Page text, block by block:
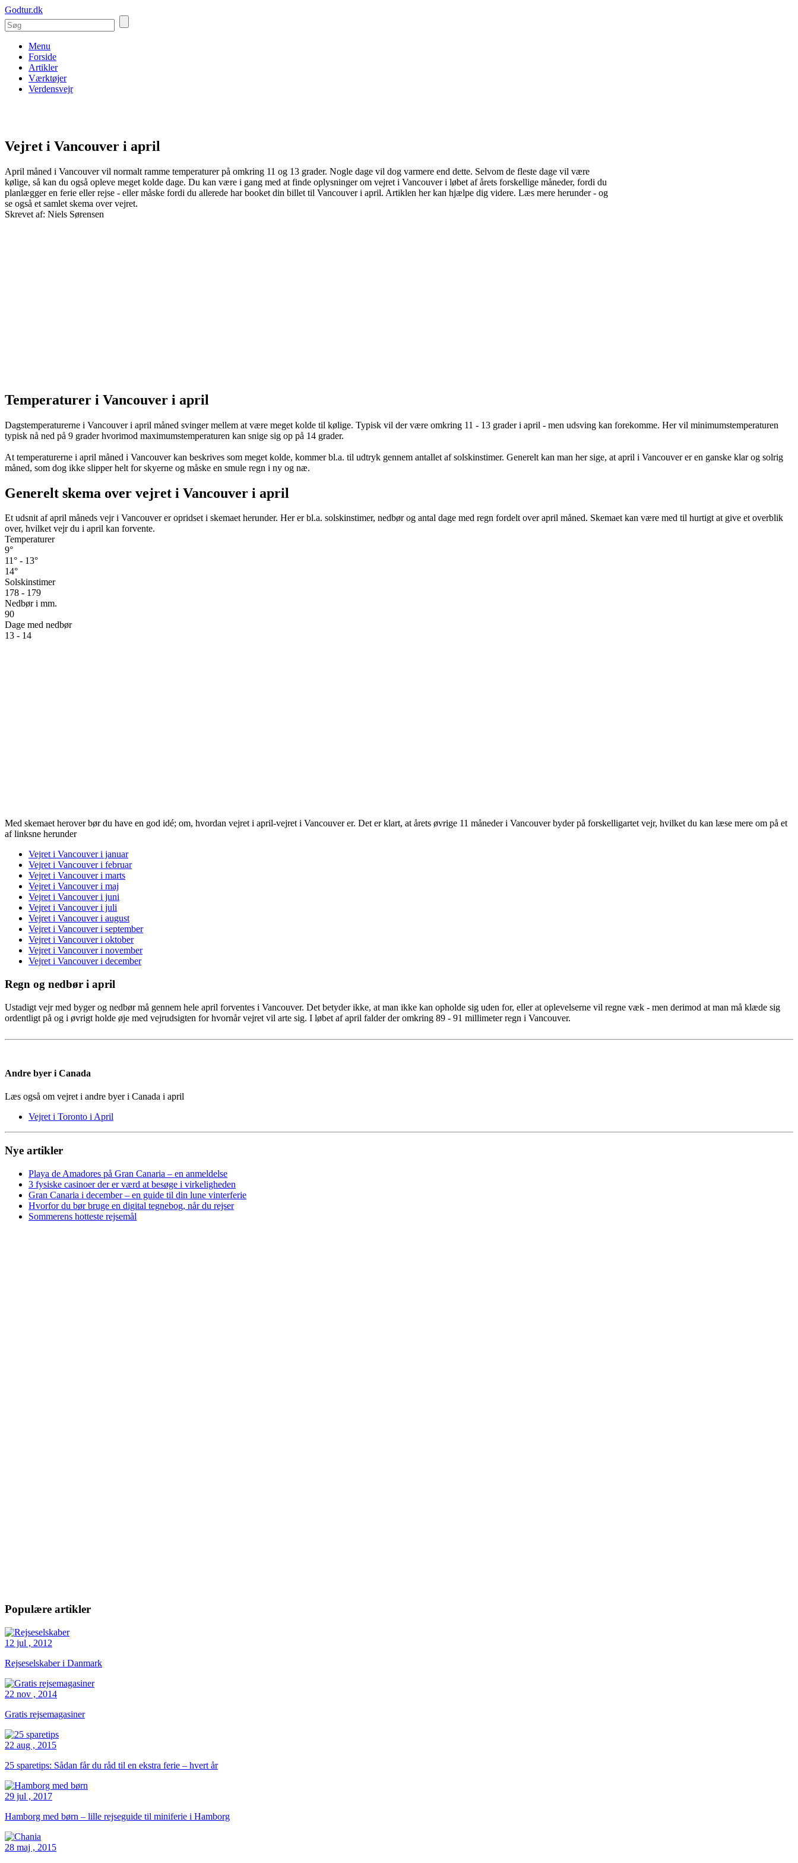
Godtur.dk
Menu
Forside
Artikler
Værktøjer
Verdensvejr
Vejret i Vancouver i april
April måned i Vancouver vil normalt ramme temperaturer på omkring 11 og 13 grader. Nogle dage vil dog varmere end dette. Selvom de fleste dage vil være
kølige, så kan du også opleve meget kolde dage. Du kan være i gang med at finde oplysninger om vejret i Vancouver i løbet af årets forskellige måneder, fordi du
planlægger en ferie eller rejse - eller måske fordi du allerede har booket din billet til Vancouver i april. Artiklen her kan hjælpe dig videre. Læs mere herunder - og
se også et samlet skema over vejret.
Skrevet af: Niels Sørensen
Temperaturer i Vancouver i april
Dagstemperaturerne i Vancouver i april måned svinger mellem at være meget kolde til kølige. Typisk vil der være omkring 11 - 13 grader i april - men udsving kan forekomme. Her vil minimumstemperaturen
typisk nå ned på 9 grader hvorimod maximumstemperaturen kan snige sig op på 14 grader.
At temperaturerne i april måned i Vancouver kan beskrives som meget kolde, kommer bl.a. til udtryk gennem antallet af solskinstimer. Generelt kan man her sige, at april i Vancouver er en ganske klar og solrig
måned, som dog ikke slipper helt for skyerne og måske en smule regn i ny og næ.
Generelt skema over vejret i Vancouver i april
Et udsnit af april måneds vejr i Vancouver er opridset i skemaet herunder. Her er bl.a. solskinstimer, nedbør og antal dage med regn fordelt over april måned. Skemaet kan være med til hurtigt at give et overblik
over, hvilket vejr du i april kan forvente.
Temperaturer
9°
11° - 13°
14°
Solskinstimer
178 - 179
Nedbør i mm.
90
Dage med nedbør
13 - 14
Med skemaet herover bør du have en god idé; om, hvordan vejret i april-vejret i Vancouver er. Det er klart, at årets øvrige 11 måneder i Vancouver byder på forskelligartet vejr, hvilket du kan læse mere om på et
af linksne herunder
Vejret i Vancouver i januar
Vejret i Vancouver i februar
Vejret i Vancouver i marts
Vejret i Vancouver i maj
Vejret i Vancouver i juni
Vejret i Vancouver i juli
Vejret i Vancouver i august
Vejret i Vancouver i september
Vejret i Vancouver i oktober
Vejret i Vancouver i november
Vejret i Vancouver i december
Regn og nedbør i april
Ustadigt vejr med byger og nedbør må gennem hele april forventes i Vancouver. Det betyder ikke, at man ikke kan opholde sig uden for, eller at oplevelserne vil regne væk - men derimod at man må klæde sig
ordentligt på og i øvrigt holde øje med vejrudsigten for hvornår vejret vil arte sig. I løbet af april falder der omkring 89 - 91 millimeter regn i Vancouver.
Andre byer i Canada
Læs også om vejret i andre byer i Canada i april
Vejret i Toronto i April
Nye artikler
Playa de Amadores på Gran Canaria – en anmeldelse
3 fysiske casinoer der er værd at besøge i virkeligheden
Gran Canaria i december – en guide til din lune vinterferie
Hvorfor du bør bruge en digital tegnebog, når du rejser
Sommerens hotteste rejsemål
Populære artikler
12 jul , 2012
Rejseselskaber i Danmark
22 nov , 2014
Gratis rejsemagasiner
22 aug , 2015
25 sparetips: Sådan får du råd til en ekstra ferie – hvert år
29 jul , 2017
Hamborg med børn – lille rejseguide til miniferie i Hamborg
28 maj , 2015